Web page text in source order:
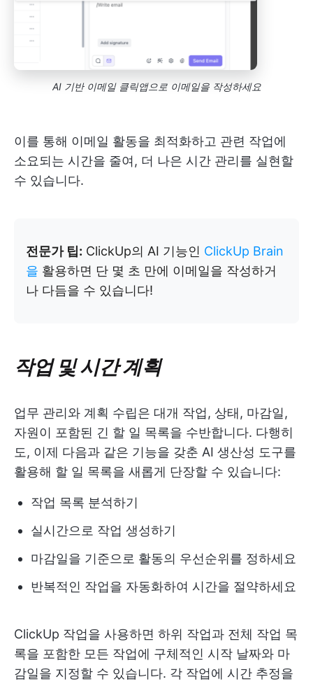
AI 기반 이메일 클릭앱으로 이메일을 작성하세요
이를 통해 이메일 활동을 최적화하고 관련 작업에
소요되는 시간을 줄여, 더 나은 시간 관리를 실현할
수 있습니다.
전문가 팁: ClickUp의 AI 기능인 ClickUp Brain
을 활용하면 단 몇 초 만에 이메일을 작성하거
나 다듬을 수 있습니다!
작업 및 시간 계획
업무 관리와 계획 수립은 대개 작업, 상태, 마감일,
자원이 포함된 긴 할 일 목록을 수반합니다. 다행히
도, 이제 다음과 같은 기능을 갖춘 AI 생산성 도구를
활용해 할 일 목록을 새롭게 단장할 수 있습니다:
작업 목록 분석하기
실시간으로 작업 생성하기
마감일을 기준으로 활동의 우선순위를 정하세요
반복적인 작업을 자동화하여 시간을 절약하세요
ClickUp 작업을 사용하면 하위 작업과 전체 작업 목
록을 포함한 모든 작업에 구체적인 시작 날짜와 마
감일을 지정할 수 있습니다. 각 작업에 시간 추정을